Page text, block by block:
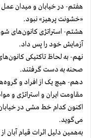
هفتم- در خیابان و میدان
«خشونت پرهیز» نبود.
هشتم- استراتژی کانون‌های
آزمایش خود را پس داد.
نهم- به لحاظ تاکتیکی
صحنه به دست گرفتند.
دهم- هیچ یک از افراد و
مقاومت ایران و استراتژی و
اکنون کدام خط مشی در
می‌گوید.
به‌همین دلیل اثرات قیام آبان